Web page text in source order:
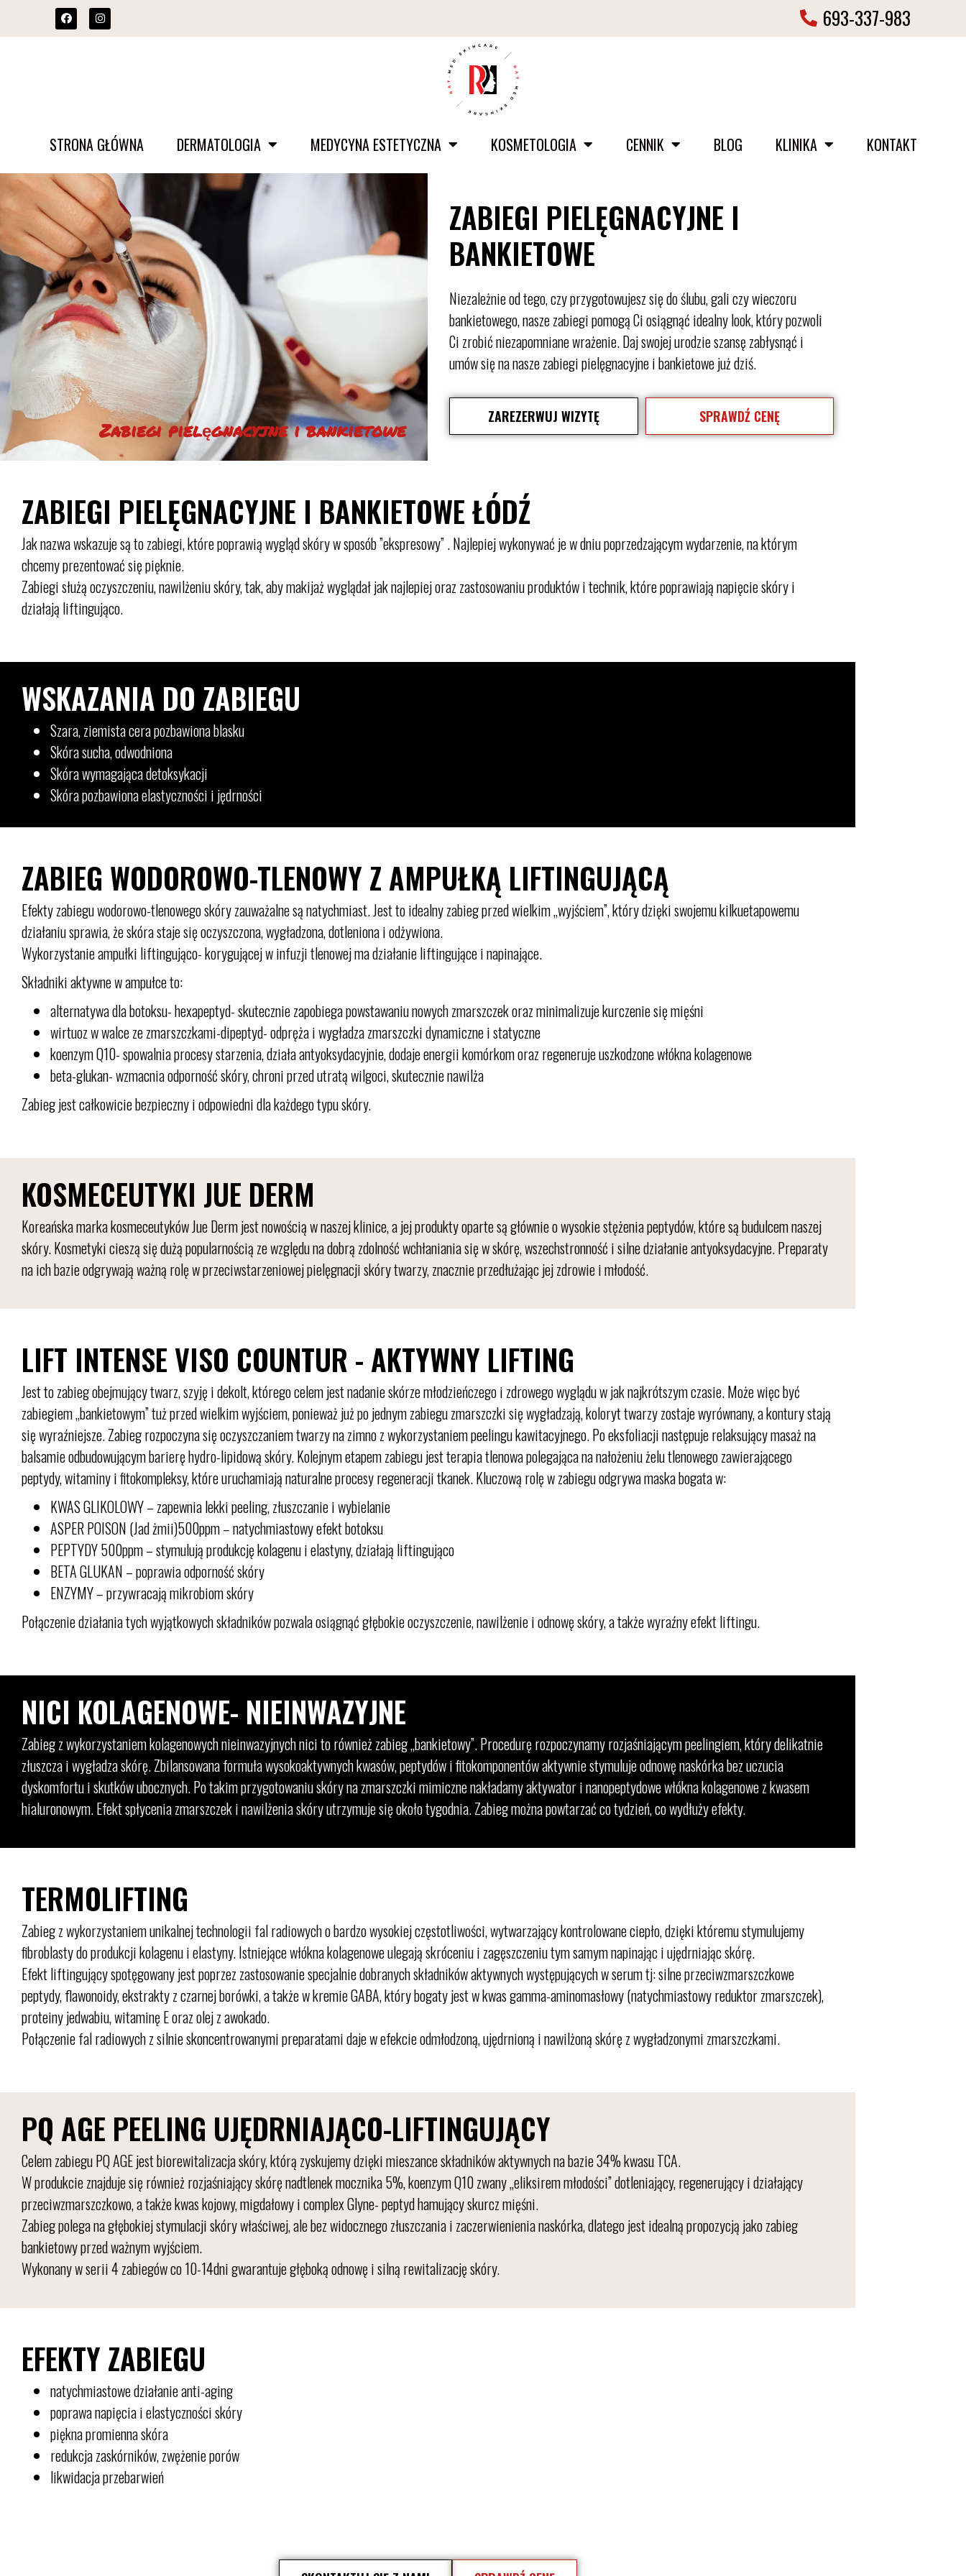
693-337-983
STRONA GŁÓWNA DERMATOLOGIA MEDYCYNA ESTETYCZNA KOSMETOLOGIA CENNIK BLOG KLINIKA KONTAKT
Zabiegi pielęgnacyjne i bankietowe
ZABIEGI PIELĘGNACYJNE I
BANKIETOWE
Niezależnie od tego, czy przygotowujesz się do ślubu, gali czy wieczoru
bankietowego, nasze zabiegi pomogą Ci osiągnąć idealny look, który pozwoli
Ci zrobić niezapomniane wrażenie. Daj swojej urodzie szansę zabłysnąć i
umów się na nasze zabiegi pielęgnacyjne i bankietowe już dziś.
ZAREZERWUJ WIZYTĘ SPRAWDŹ CENĘ
ZABIEGI PIELĘGNACYJNE I BANKIETOWE ŁÓDŹ
Jak nazwa wskazuje są to zabiegi, które poprawią wygląd skóry w sposób ”ekspresowy” . Najlepiej wykonywać je w dniu poprzedzającym wydarzenie, na którym
chcemy prezentować się pięknie.
Zabiegi służą oczyszczeniu, nawilżeniu skóry, tak, aby makijaż wyglądał jak najlepiej oraz zastosowaniu produktów i technik, które poprawiają napięcie skóry i
działają liftingująco.
WSKAZANIA DO ZABIEGU
Szara, ziemista cera pozbawiona blasku
Skóra sucha, odwodniona
Skóra wymagająca detoksykacji
Skóra pozbawiona elastyczności i jędrności
ZABIEG WODOROWO-TLENOWY Z AMPUŁKĄ LIFTINGUJĄCĄ
Efekty zabiegu wodorowo-tlenowego skóry zauważalne są natychmiast. Jest to idealny zabieg przed wielkim „wyjściem”, który dzięki swojemu kilkuetapowemu
działaniu sprawia, że skóra staje się oczyszczona, wygładzona, dotleniona i odżywiona.
Wykorzystanie ampułki liftingująco- korygującej w infuzji tlenowej ma działanie liftingujące i napinające.
Składniki aktywne w ampułce to:
alternatywa dla botoksu- hexapeptyd- skutecznie zapobiega powstawaniu nowych zmarszczek oraz minimalizuje kurczenie się mięśni
wirtuoz w walce ze zmarszczkami-dipeptyd- odpręża i wygładza zmarszczki dynamiczne i statyczne
koenzym Q10- spowalnia procesy starzenia, działa antyoksydacyjnie, dodaje energii komórkom oraz regeneruje uszkodzone włókna kolagenowe
beta-glukan- wzmacnia odporność skóry, chroni przed utratą wilgoci, skutecznie nawilża
Zabieg jest całkowicie bezpieczny i odpowiedni dla każdego typu skóry.
KOSMECEUTYKI JUE DERM
Koreańska marka kosmeceutyków Jue Derm jest nowością w naszej klinice, a jej produkty oparte są głównie o wysokie stężenia peptydów, które są budulcem naszej
skóry. Kosmetyki cieszą się dużą popularnością ze względu na dobrą zdolność wchłaniania się w skórę, wszechstronność i silne działanie antyoksydacyjne. Preparaty
na ich bazie odgrywają ważną rolę w przeciwstarzeniowej pielęgnacji skóry twarzy, znacznie przedłużając jej zdrowie i młodość.
LIFT INTENSE VISO COUNTUR - AKTYWNY LIFTING
Jest to zabieg obejmujący twarz, szyję i dekolt, którego celem jest nadanie skórze młodzieńczego i zdrowego wyglądu w jak najkrótszym czasie. Może więc być
zabiegiem „bankietowym” tuż przed wielkim wyjściem, ponieważ już po jednym zabiegu zmarszczki się wygładzają, koloryt twarzy zostaje wyrównany, a kontury stają
się wyraźniejsze. Zabieg rozpoczyna się oczyszczaniem twarzy na zimno z wykorzystaniem peelingu kawitacyjnego. Po eksfoliacji następuje relaksujący masaż na
balsamie odbudowującym barierę hydro-lipidową skóry. Kolejnym etapem zabiegu jest terapia tlenowa polegająca na nałożeniu żelu tlenowego zawierającego
peptydy, witaminy i fitokompleksy, które uruchamiają naturalne procesy regeneracji tkanek. Kluczową rolę w zabiegu odgrywa maska bogata w:
KWAS GLIKOLOWY – zapewnia lekki peeling, złuszczanie i wybielanie
ASPER POISON (Jad żmii)500ppm – natychmiastowy efekt botoksu
PEPTYDY 500ppm – stymulują produkcję kolagenu i elastyny, działają liftingująco
BETA GLUKAN – poprawia odporność skóry
ENZYMY – przywracają mikrobiom skóry
Połączenie działania tych wyjątkowych składników pozwala osiągnąć głębokie oczyszczenie, nawilżenie i odnowę skóry, a także wyraźny efekt liftingu.
NICI KOLAGENOWE- NIEINWAZYJNE
Zabieg z wykorzystaniem kolagenowych nieinwazyjnych nici to również zabieg „bankietowy”. Procedurę rozpoczynamy rozjaśniającym peelingiem, który delikatnie
złuszcza i wygładza skórę. Zbilansowana formuła wysokoaktywnych kwasów, peptydów i fitokomponentów aktywnie stymuluje odnowę naskórka bez uczucia
dyskomfortu i skutków ubocznych. Po takim przygotowaniu skóry na zmarszczki mimiczne nakładamy aktywator i nanopeptydowe włókna kolagenowe z kwasem
hialuronowym. Efekt spłycenia zmarszczek i nawilżenia skóry utrzymuje się około tygodnia. Zabieg można powtarzać co tydzień, co wydłuży efekty.
TERMOLIFTING
Zabieg z wykorzystaniem unikalnej technologii fal radiowych o bardzo wysokiej częstotliwości, wytwarzający kontrolowane ciepło, dzięki któremu stymulujemy
fibroblasty do produkcji kolagenu i elastyny. Istniejące włókna kolagenowe ulegają skróceniu i zagęszczeniu tym samym napinając i ujędrniając skórę.
Efekt liftingujący spotęgowany jest poprzez zastosowanie specjalnie dobranych składników aktywnych występujących w serum tj: silne przeciwzmarszczkowe
peptydy, flawonoidy, ekstrakty z czarnej borówki, a także w kremie GABA, który bogaty jest w kwas gamma-aminomasłowy (natychmiastowy reduktor zmarszczek),
proteiny jedwabiu, witaminę E oraz olej z awokado.
Połączenie fal radiowych z silnie skoncentrowanymi preparatami daje w efekcie odmłodzoną, ujędrnioną i nawilżoną skórę z wygładzonymi zmarszczkami.
PQ AGE PEELING UJĘDRNIAJĄCO-LIFTINGUJĄCY
Celem zabiegu PQ AGE jest biorewitalizacja skóry, którą zyskujemy dzięki mieszance składników aktywnych na bazie 34% kwasu TCA.
W produkcie znajduje się również rozjaśniający skórę nadtlenek mocznika 5%, koenzym Q10 zwany „eliksirem młodości” dotleniający, regenerujący i działający
przeciwzmarszczkowo, a także kwas kojowy, migdałowy i complex Glyne- peptyd hamujący skurcz mięśni.
Zabieg polega na głębokiej stymulacji skóry właściwej, ale bez widocznego złuszczania i zaczerwienienia naskórka, dlatego jest idealną propozycją jako zabieg
bankietowy przed ważnym wyjściem.
Wykonany w serii 4 zabiegów co 10-14dni gwarantuje głęboką odnowę i silną rewitalizację skóry.
EFEKTY ZABIEGU
natychmiastowe działanie anti-aging
poprawa napięcia i elastyczności skóry
piękna promienna skóra
redukcja zaskórników, zwężenie porów
likwidacja przebarwień